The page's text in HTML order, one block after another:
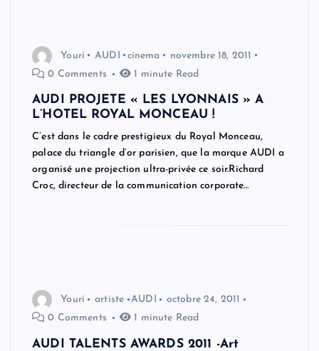
Youri AUDI cinema
novembre 18, 2011
0 Comments
1 minute Read
AUDI PROJETE « LES LYONNAIS » A
L’HOTEL ROYAL MONCEAU !
C’est dans le cadre prestigieux du Royal Monceau,
palace du triangle d’or parisien, que la marque AUDI a
organisé une projection ultra-privée ce soir.Richard
Croc, directeur de la communication corporate…
Youri artiste AUDI
octobre 24, 2011
0 Comments
1 minute Read
AUDI TALENTS AWARDS 2011 -Art